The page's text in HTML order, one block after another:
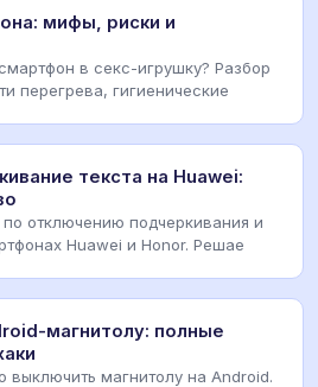
мифы, риски и
в секс-игрушку? Разбор
перегрева, гигиенические
текста на Huawei:
отключению подчеркивания и
Huawei и Honor. Решае
магнитолу: полные
выключить магнитолу на Android.